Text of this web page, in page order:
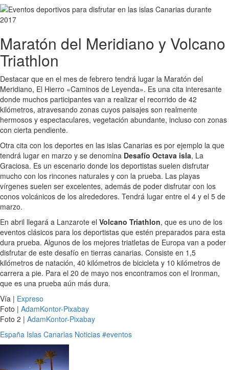
Maratón del Meridiano y Volcano
Triathlon
Destacar que en el mes de febrero tendrá lugar la Maratón del
Meridiano, El Hierro «Caminos de Leyenda». Es una cita interesante
donde muchos participantes van a realizar el recorrido de 42
kilómetros, atravesando zonas cuyos paisajes son realmente
hermosos y espectaculares, vegetación abundante, incluso con zonas
con cierta pendiente.
Otra cita con los deportes en las islas Canarias es por ejemplo la que
tendrá lugar en marzo y se denomina Desafío Octava isla, La
Graciosa. Es un escenario donde los deportistas suelen disfrutar
mucho con los rincones naturales y con la prueba. Las playas
vírgenes suelen ser excelentes, además de poder disfrutar con los
conos volcánicos de los alrededores. Tendrá lugar entre el 4 y el 5 de
marzo.
En abril llegará a Lanzarote el Volcano Triathlon, que es uno de los
eventos clásicos para los deportistas que estén preparados para esta
dura prueba. Algunos de los mejores triatletas de Europa van a poder
disfrutar de este desafío en tierras canarias. Consiste en 1,5
kilómetros de natación, 40 kilómetros de bicicleta y 10 kilómetros de
carrera a pie. Para el 20 de mayo nos encontramos con el Ironman,
que es una prueba aún más dura.
Vía | Expreso
Foto | AdamKontor-Pixabay
Foto 2 | AdamKontor-Pixabay
España Islas Canarias Noticias #eventos